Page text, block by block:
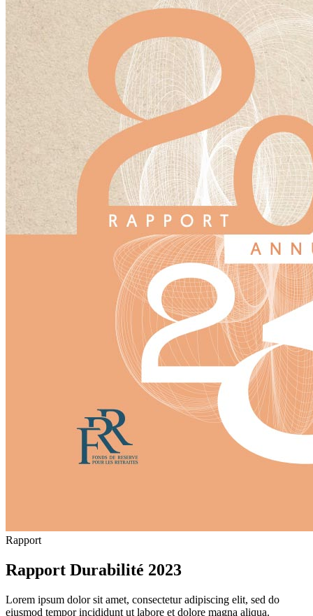
Rapport
Rapport Durabilité 2023
Lorem ipsum dolor sit amet, consectetur adipiscing elit, sed do
eiusmod tempor incididunt ut labore et dolore magna aliqua.